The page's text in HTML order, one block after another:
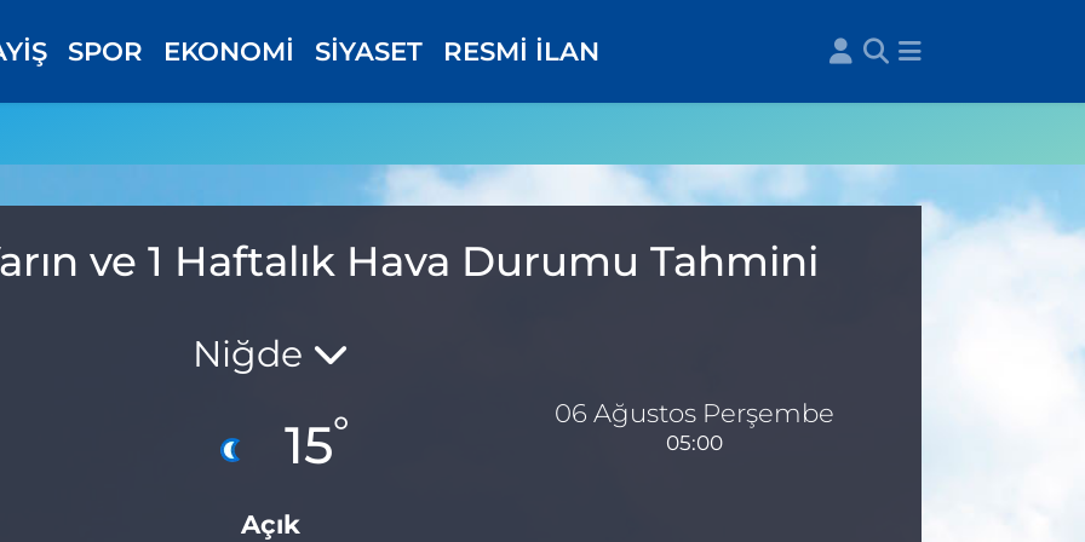
SPOR EKONOMİ SİYASET RESMİ İLAN
ve 1 Haftalık Hava Durumu Tahmini
Niğde
15°
Açık
06 Ağustos Perşembe
05:00